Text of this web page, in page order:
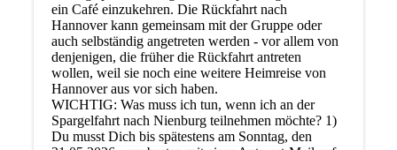
ein Café einzukehren. Die Rückfahrt nach
Hannover kann gemeinsam mit der Gruppe oder
auch selbständig angetreten werden - vor allem von
denjenigen, die früher die Rückfahrt antreten
wollen, weil sie noch eine weitere Heimreise von
Hannover aus vor sich haben.
WICHTIG: Was muss ich tun, wenn ich an der
Spargelfahrt nach Nienburg teilnehmen möchte? 1)
Du musst Dich bis spätestens am Sonntag, den